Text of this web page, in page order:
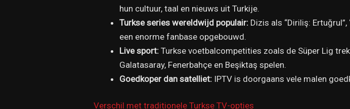
hun cultuur, taal en nieuws uit Turkije.
Turkse series wereldwijd populair: Dizis als “Diriliş:
een enorme fanbase opgebouwd.
Live sport: Turkse voetbalcompetities zoals de Süper Lig
Galatasaray, Fenerbahçe en Beşiktaş spelen.
Goedkoper dan satelliet: IPTV is doorgaans vele malen
Verschil met traditionele Turkse TV-opties